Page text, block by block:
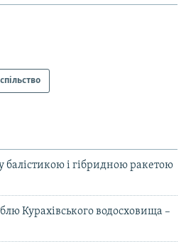
балістикою і гібридною ракетою
Курахівського водосховища –